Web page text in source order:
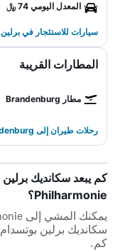
المعدل اليومي 74 ﷼
سيارات للاستئجار في برلين
المطارات القريبة
مطار Brandenburg
رحلات طيران إلى Brandenburg
Philharmonie؟
كم.